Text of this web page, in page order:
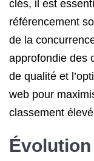
clés, il est
référencement
de la
approfondie des
de qualité et
web pour
classement